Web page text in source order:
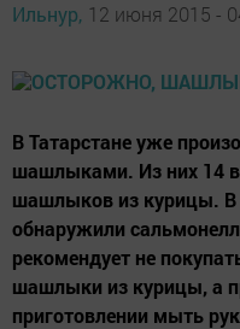
Ильнур, 12 июня 2015 -
В Татарстане уже
шашлыками. Из них 14
шашлыков из курицы. В
обнаружили
рекомендует не
шашлыки из курицы, а
приготовлении мыть